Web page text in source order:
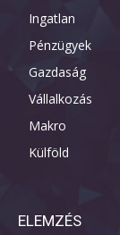
Ingatlan
Pénzügyek
Gazdaság
Vállalkozás
Makro
Külföld
ELEMZÉS